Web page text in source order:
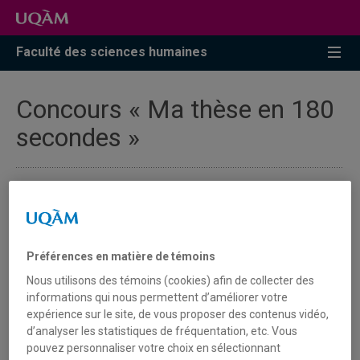
Faculté des sciences humaines
Concours « Ma thèse en 180
secondes »
Appel de candidatures pour la finale institutionnelle du 5
avril 2018!
Préférences en matière de témoins
Nous utilisons des témoins (cookies) afin de collecter des
informations qui nous permettent d’améliorer votre
expérience sur le site, de vous proposer des contenus vidéo,
d’analyser les statistiques de fréquentation, etc. Vous
pouvez personnaliser votre choix en sélectionnant